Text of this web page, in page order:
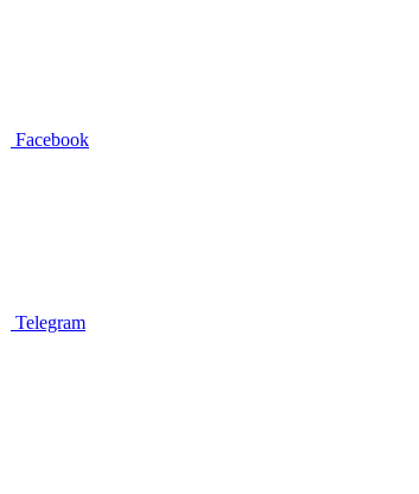
Facebook
Telegram